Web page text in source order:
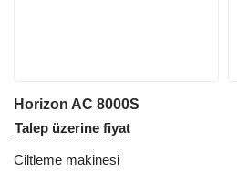
Horizon AC 8000S
Talep üzerine fiyat
Ciltleme makinesi